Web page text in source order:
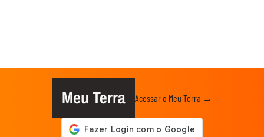
Meu Terra Acessar o Meu Terra →